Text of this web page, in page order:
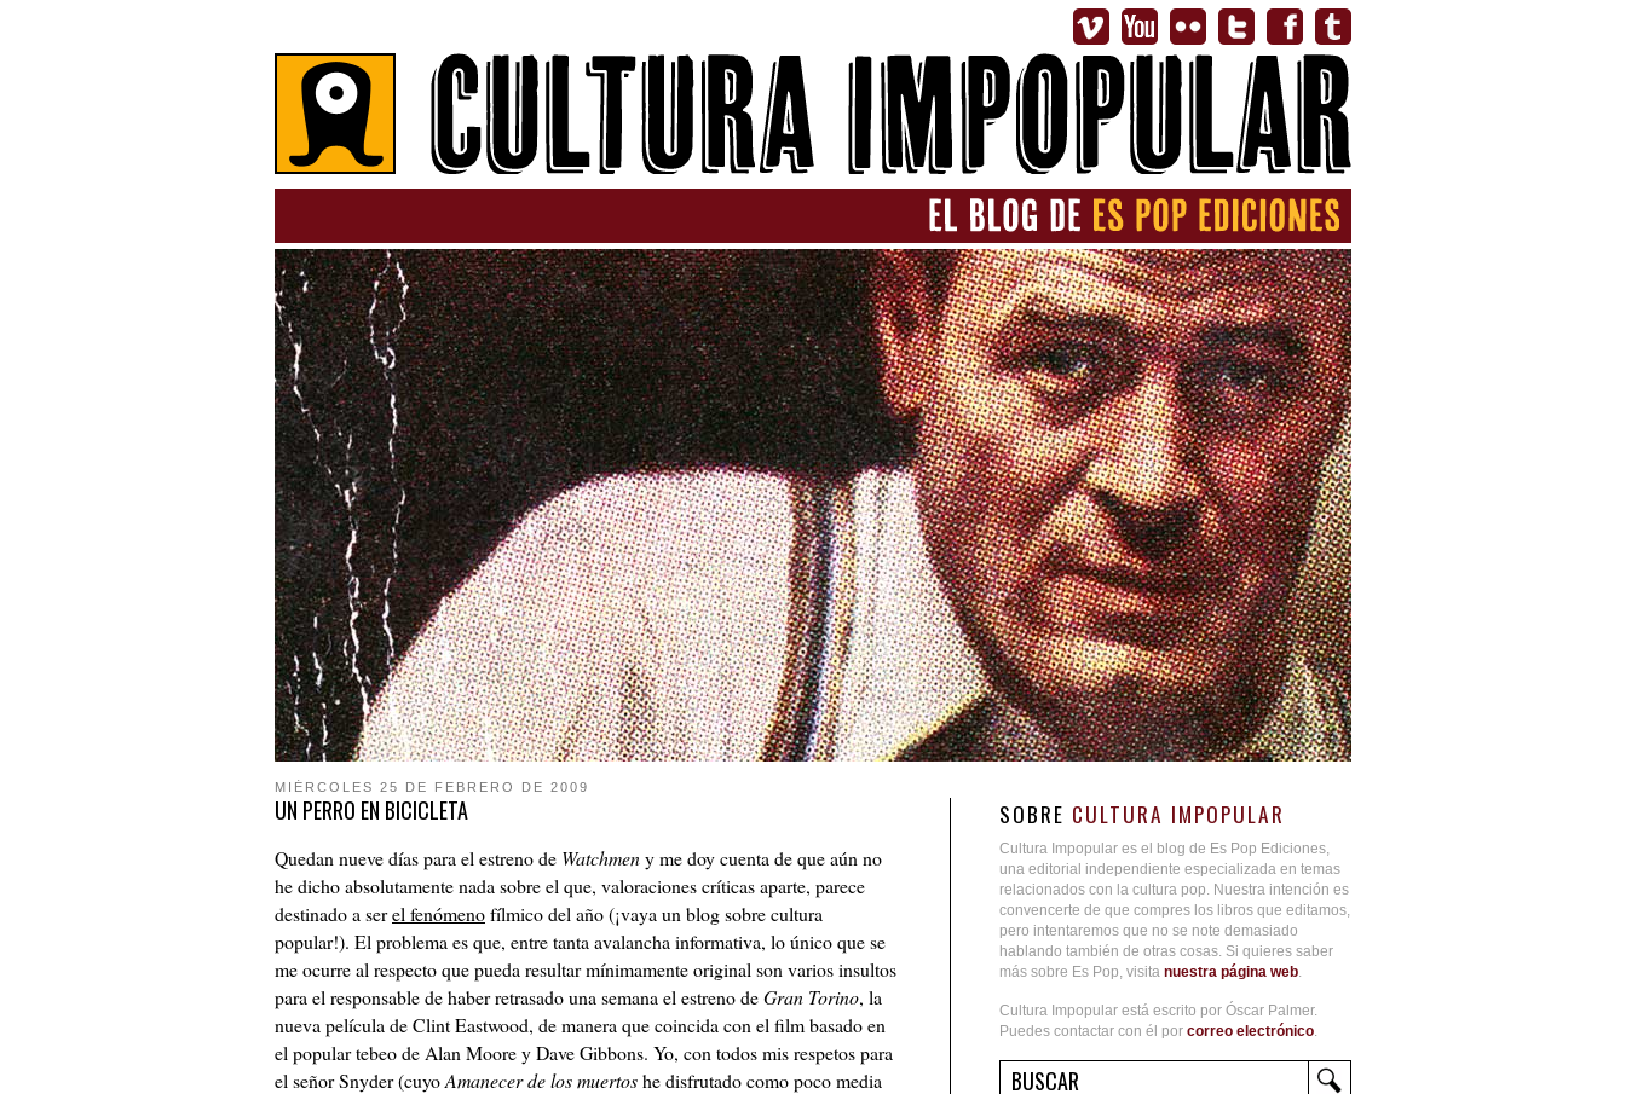
MIÉRCOLES 25 DE FEBRERO DE 2009
UN PERRO EN BICICLETA
Quedan nueve días para el estreno de Watchmeny me doy cuenta de que aún no
he dicho absolutamente nada sobre el que, valoraciones críticas aparte, parece
destinado a serel fenómenofílmico del año (¡vaya un blog sobre cultura
popular!). El problema es que, entre tanta avalancha informativa, lo único que se
me ocurre al respecto que pueda resultar mínimamente original son varios insultos
para el responsable de haber retrasado una semana el estreno deGran Torino, la
nueva película de Clint Eastwood, de manera que coincida con el film basado en
el popular tebeo de Alan Moore y Dave Gibbons. Yo, con todos mis respetos para
el señor Snyder (cuyoAmanecer de los muertoshe disfrutado como poco media
SOBRE CULTURA IMPOPULAR
Cultura Impopular es el blog de Es Pop Ediciones,
una editorial independiente especializada en temas
relacionados con la cultura pop. Nuestra intención es
convencerte de que compres los libros que editamos,
pero intentaremos que no se note demasiado
hablando también de otras cosas. Si quieres saber
más sobre Es Pop, visita nuestra página web
Cultura Impopular está escrito por Óscar Palmer.
Puedes contactar con él por correo electrónico